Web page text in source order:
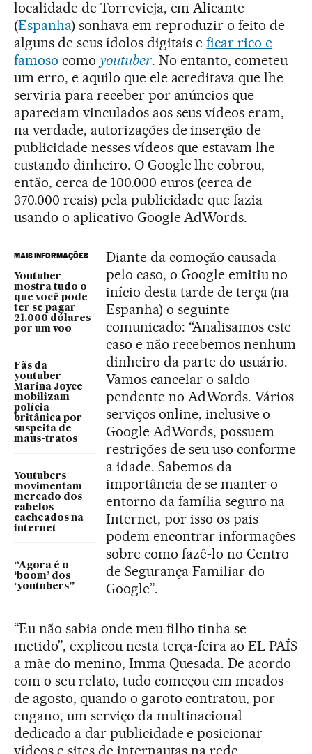
localidade de Torrevieja, em Alicante
(Espanha) sonhava em reproduzir o feito de
alguns de seus ídolos digitais eficar rico e
famoso como youtuber. No entanto, cometeu
um erro, e aquilo que ele acreditava que lhe
serviria para receber por anúncios que
apareciam vinculados aos seus vídeos eram,
na verdade, autorizações de inserção de
publicidade nesses vídeos que estavam lhe
custando dinheiro. O Google lhe cobrou,
então, cerca de 100.000 euros (cerca de
370.000 reais) pela publicidade que fazia
usando o aplicativo Google AdWords.
MAIS INFORMAÇÕES
Youtuber
mostra tudo o
que você pode
ter se pagar
21.000 dólares
por um voo
Fãs da
youtuber
Marina Joyce
mobilizam
polícia
britânica por
suspeita de
maus-tratos
Youtubers
movimentam
mercado dos
cabelos
cacheados na
internet
“Agora é o
‘boom’ dos
‘youtubers”
Diante da comoção causada
pelo caso, o Google emitiu no
início desta tarde de terça (na
Espanha) o seguinte
comunicado: “Analisamos este
caso e não recebemos nenhum
dinheiro da parte do usuário.
Vamos cancelar o saldo
pendente no AdWords. Vários
serviços online, inclusive o
Google AdWords, possuem
restrições de seu uso conforme
a idade. Sabemos da
importância de se manter o
entorno da família seguro na
Internet, por isso os pais
podem encontrar informações
sobre como fazê-lo no Centro
de Segurança Familiar do
Google”.
“Eu não sabia onde meu filho tinha se
metido”, explicou nesta terça-feira ao EL PAÍS
a mãe do menino, Imma Quesada. De acordo
com o seu relato, tudo começou em meados
de agosto, quando o garoto contratou, por
engano, um serviço da multinacional
dedicado a dar publicidade e posicionar
vídeos e sites de internautas na rede.